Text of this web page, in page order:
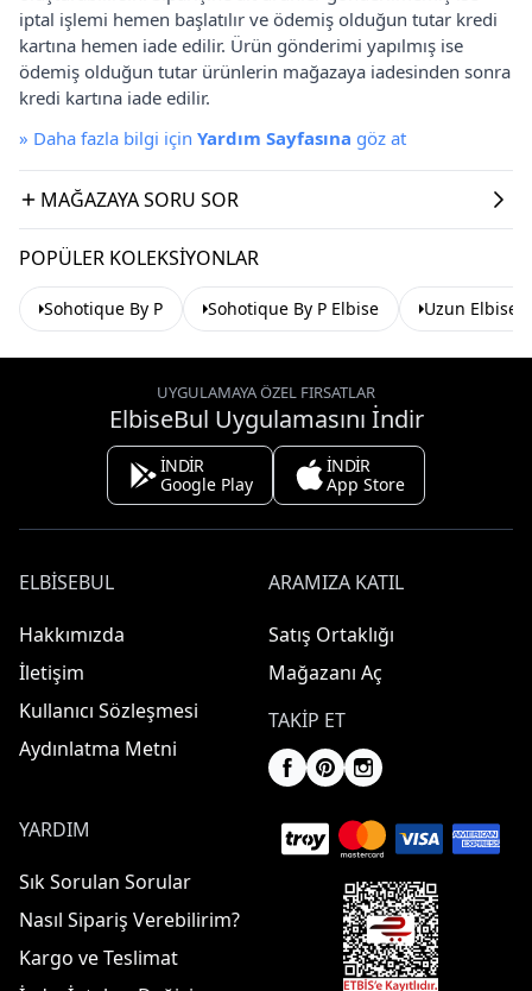
iptal işlemi hemen başlatılır ve ödemiş olduğun tutar kredi
kartına hemen iade edilir. Ürün gönderimi yapılmış ise
ödemiş olduğun tutar ürünlerin mağazaya iadesinden sonra
kredi kartına iade edilir.
» Daha fazla bilgi için Yardım Sayfasına göz at
MAĞAZAYA SORU SOR
POPÜLER KOLEKSIYONLAR
Sohotique By P Sohotique By P Elbise Uzun Elbise
UYGULAMAYA ÖZEL FIRSATLAR
ElbiseBul Uygulamasını İndir
İNDİR
Google Play
İNDİR
App Store
ELBISEBUL
Hakkımızda
İletişim
Kullanıcı Sözleşmesi
Aydınlatma Metni
ARAMIZA KATIL
Satış Ortaklığı
Mağazanı Aç
TAKIP ET
YARDIM
Sık Sorulan Sorular
Nasıl Sipariş Verebilirim?
Kargo ve Teslimat